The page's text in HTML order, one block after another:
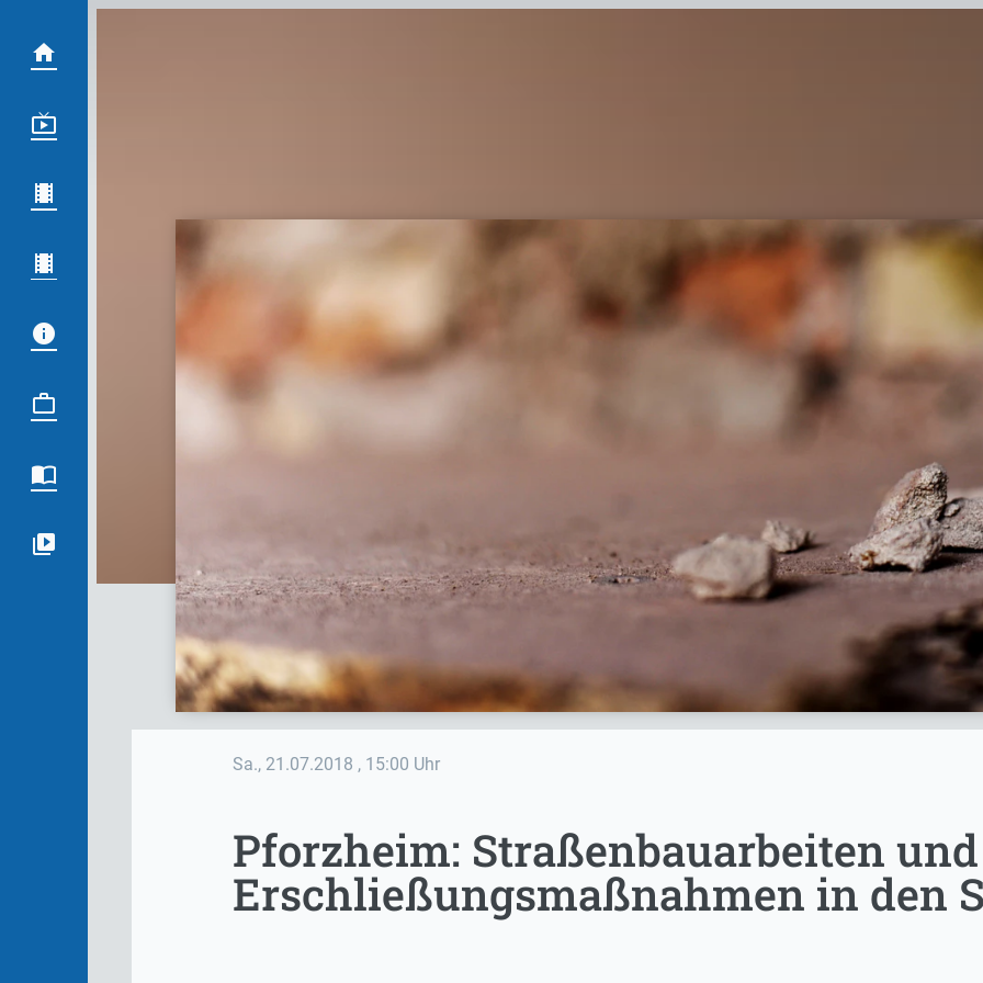
Sa., 21.07.2018 , 15:00 Uhr
Pforzheim: Straßenbauarbeiten und
Erschließungsmaßnahmen in den